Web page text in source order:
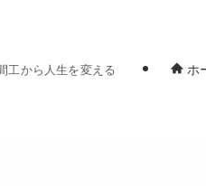
工から人生を変える ホ